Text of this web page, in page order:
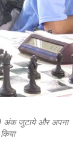
अंक जुटाये और अपना